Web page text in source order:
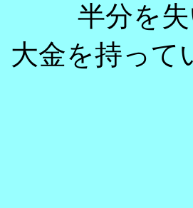
半分を
大金を持って